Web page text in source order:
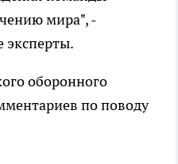
мира", -
эксперты.
оборонного
по поводу